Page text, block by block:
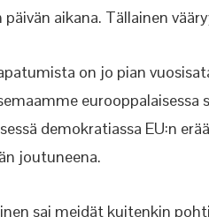
aikana. Tällainen
on jo pian
eurooppalaisessa
demokratiassa EU:n
joutuneena.
sai meidät kuitenkin